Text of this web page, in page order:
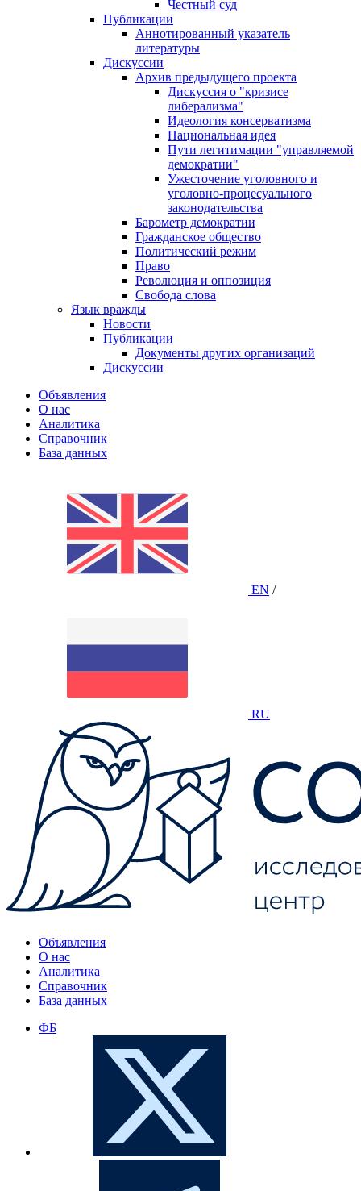
Честный суд
Публикации
Аннотированный указатель
литературы
Дискуссии
Архив предыдущего проекта
Дискуссия о "кризисе
либерализма"
Идеология консерватизма
Национальная идея
Пути легитимации "управляемой
демократии"
Ужесточение уголовного и
уголовно-процесуального
законодательства
Барометр демократии
Гражданское общество
Политический режим
Право
Революция и оппозиция
Свобода слова
Язык вражды
Новости
Публикации
Документы других организаций
Дискуссии
Объявления
О нас
Аналитика
Справочник
База данных
EN /
RU
Объявления
О нас
Аналитика
Справочник
База данных
ФБ